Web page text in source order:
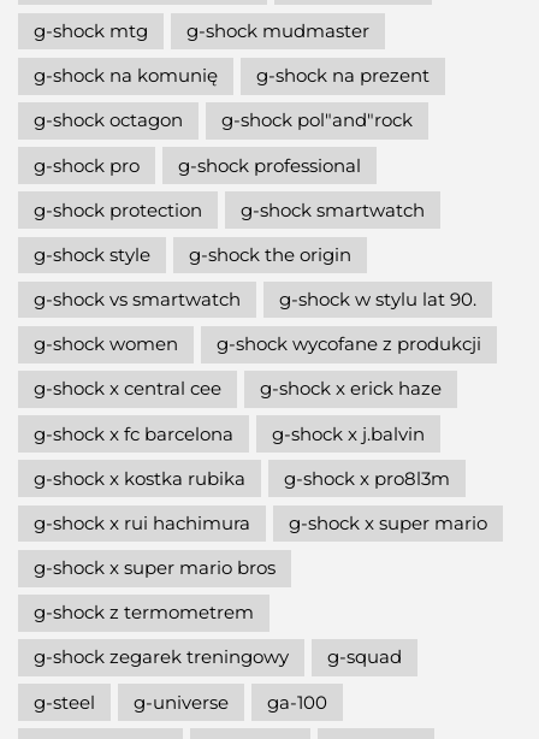
g-shock mtg
g-shock mudmaster
g-shock na komunię
g-shock na prezent
g-shock octagon
g-shock pol"and"rock
g-shock pro
g-shock professional
g-shock protection
g-shock smartwatch
g-shock style
g-shock the origin
g-shock vs smartwatch
g-shock w stylu lat 90.
g-shock women
g-shock wycofane z produkcji
g-shock x central cee
g-shock x erick haze
g-shock x fc barcelona
g-shock x j.balvin
g-shock x kostka rubika
g-shock x pro8l3m
g-shock x rui hachimura
g-shock x super mario
g-shock x super mario bros
g-shock z termometrem
g-shock zegarek treningowy
g-squad
g-steel
g-universe
ga-100